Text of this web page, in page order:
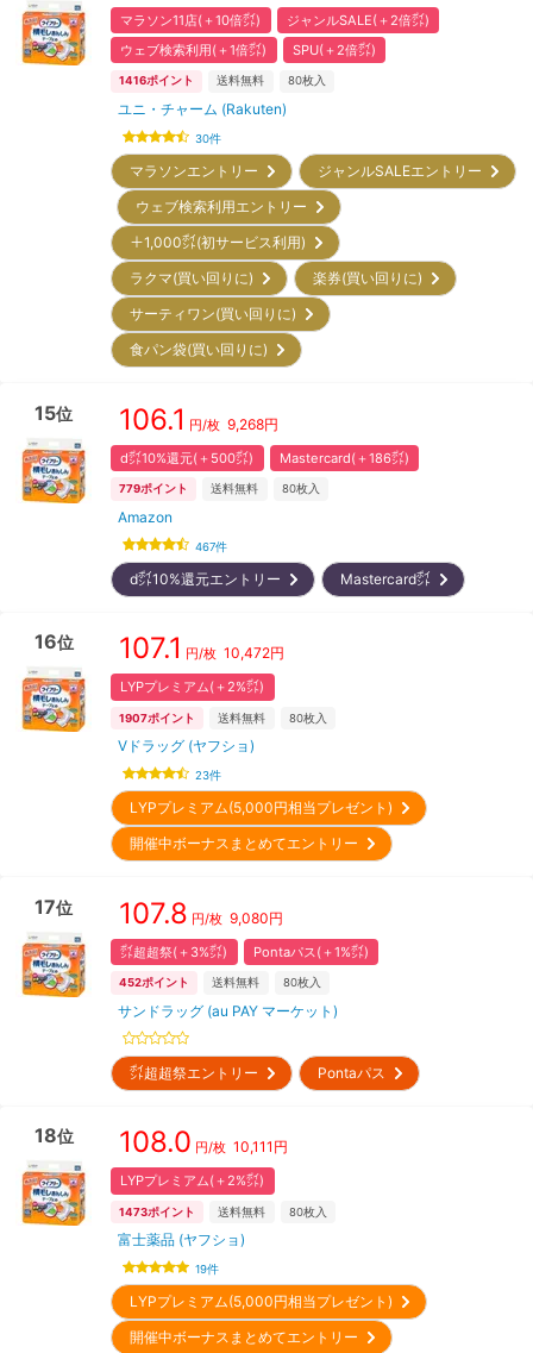
マラソン11店(＋10倍㌽)
ジャンルSALE(＋2倍㌽)
ウェブ検索利用(＋1倍㌽)
SPU(＋2倍㌽)
1416ポイント 送料無料 80枚入
ユニ・チャーム (Rakuten)
30件
マラソンエントリー
ジャンルSALEエントリー
ウェブ検索利用エントリー
＋1,000㌽(初サービス利用)
ラクマ(買い回りに)
楽券(買い回りに)
サーティワン(買い回りに)
食パン袋(買い回りに)
15位 106.1 円/枚 9,268円
d㌽10%還元(＋500㌽) Mastercard(＋186㌽)
779ポイント 送料無料 80枚入
Amazon
467件
d㌽10%還元エントリー Mastercard㌽
16位 107.1 円/枚 10,472円
LYPプレミアム(＋2%㌽)
1907ポイント 送料無料 80枚入
Vドラッグ (ヤフショ)
23件
LYPプレミアム(5,000円相当プレゼント)
開催中ボーナスまとめてエントリー
17位 107.8 円/枚 9,080円
㌽超超祭(＋3%㌽) Pontaパス(＋1%㌽)
452ポイント 送料無料 80枚入
サンドラッグ (au PAY マーケット)
㌽超超祭エントリー Pontaパス
18位 108.0 円/枚 10,111 円
LYPプレミアム(＋2%㌽)
1473ポイント 送料無料 80枚入
富士薬品 (ヤフショ)
19件
LYPプレミアム(5,000円相当プレゼント)
開催中ボーナスまとめてエントリー